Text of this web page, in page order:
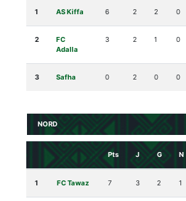
1 AS Kiffa 6 2 2 0
2
FC
Adalla
3 2 1 0
3 Safha 0 2 0 0
NORD
Pts J G N
1 FC Tawaz 7 3 2 1